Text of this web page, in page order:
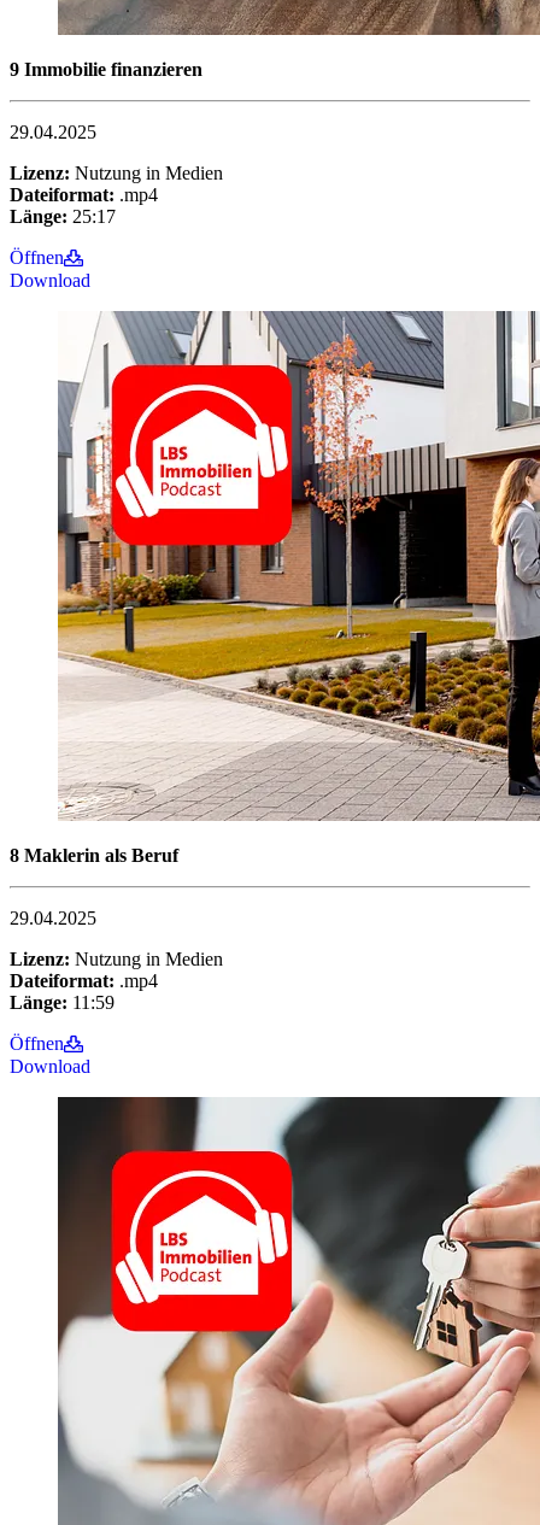
9 Immobilie finanzieren
29.04.2025
Lizenz: Nutzung in Medien
Dateiformat: .mp4
Länge: 25:17
Öffnen
Download
8 Maklerin als Beruf
29.04.2025
Lizenz: Nutzung in Medien
Dateiformat: .mp4
Länge: 11:59
Öffnen
Download